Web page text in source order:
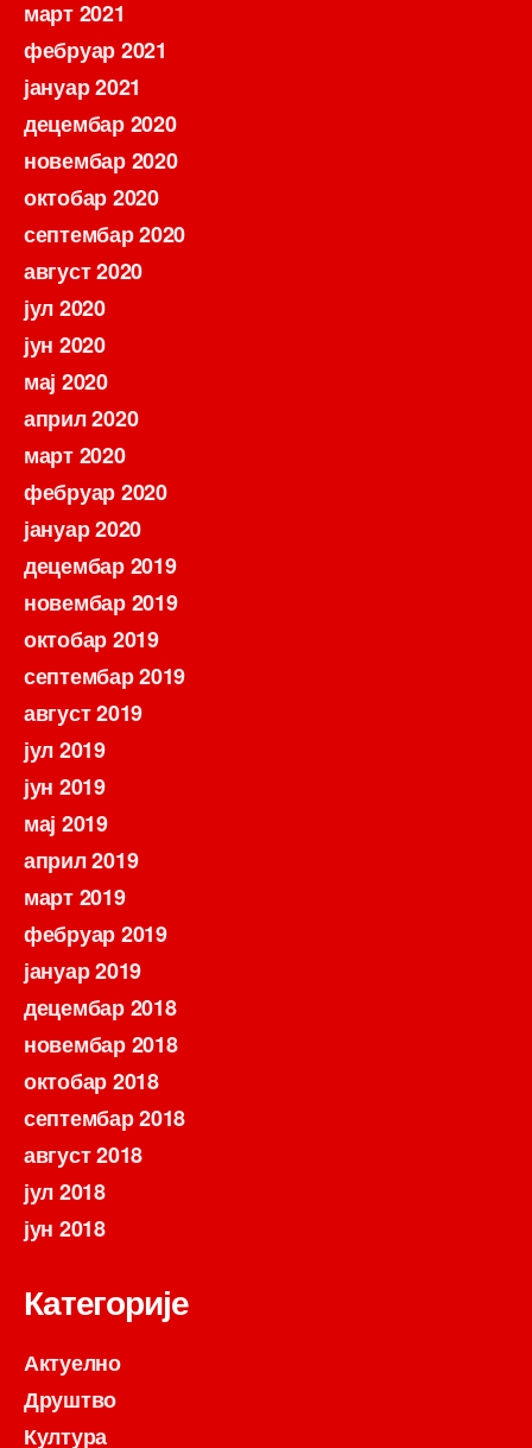
март 2021
фебруар 2021
јануар 2021
децембар 2020
новембар 2020
октобар 2020
септембар 2020
август 2020
јул 2020
јун 2020
мај 2020
април 2020
март 2020
фебруар 2020
јануар 2020
децембар 2019
новембар 2019
октобар 2019
септембар 2019
август 2019
јул 2019
јун 2019
мај 2019
април 2019
март 2019
фебруар 2019
јануар 2019
децембар 2018
новембар 2018
октобар 2018
септембар 2018
август 2018
јул 2018
јун 2018
Категорије
Актуелно
Друштво
Култура